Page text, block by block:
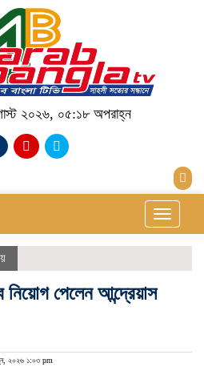
২০২৬, ০৫:১৮ অপরাহ্ন
Toggle
নিয়োগ পেলেন আন্দ্রেয়াস
২০২৬ ১:০৩ pm